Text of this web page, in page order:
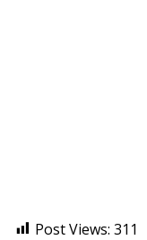
Post Views: 311